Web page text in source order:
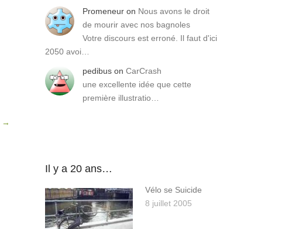
→
Promeneur on Nous avons le droit
de mourir avec nos bagnoles
Votre discours est erroné. Il faut d'ici
2050 avoi…
pedibus on CarCrash
une excellente idée que cette
première illustratio…
Il y a 20 ans…
Vélo se Suicide
8 juillet 2005